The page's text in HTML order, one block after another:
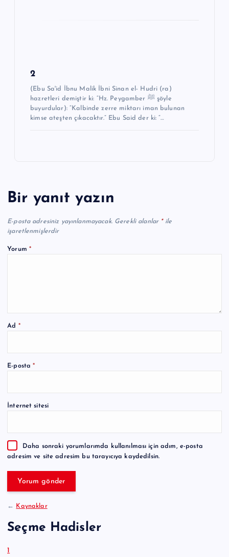
2
(Ebu Sa'id İbnu Malik İbni Sinan el- Hudri (ra)
hazretleri demiştir ki: “Hz. Peygamber ﷺ şöyle
buyurdular): “Kalbinde zerre miktarı iman bulunan
kimse ateşten çıkacaktır.” Ebu Said der ki: “…
Bir yanıt yazın
E-posta adresiniz yayınlanmayacak. Gerekli alanlar *ile
işaretlenmişlerdir
Yorum *
Ad *
E-posta*
İnternet sitesi
Daha sonraki yorumlarımda kullanılması için adım, e-posta
adresim ve site adresim bu tarayıcıya kaydedilsin.
A
e
t
← Kaynaklar
Seçme Hadisler
1